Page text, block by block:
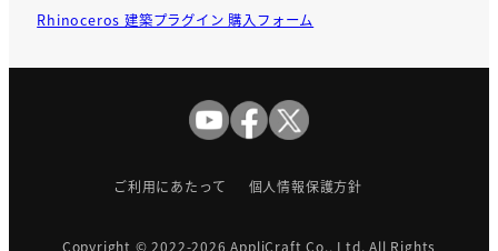
Rhinoceros 建築プラグイン 購入フォーム
Copyright © 2022-2026AppliCraft Co., Ltd. All Rights
ご利用にあたって 個人情報保護方針